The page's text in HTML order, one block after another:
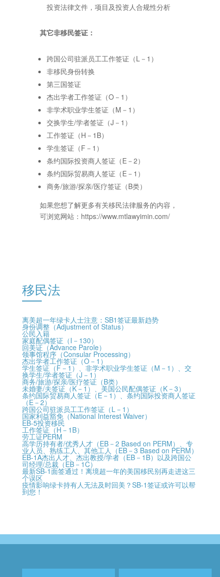
投资法律文件，项目及投资人合规性分析
其它非移民签证：
跨国公司驻派员工工作签证（L－1）
非移民身份转换
第三国签证
杰出学者工作签证（O－1）
非学术职业学生签证（M－1）
交换学生/学者签证（J－1）
工作签证（H－1B）
学生签证（F－1）
条约国际投资商人签证（E－2）
条约国际贸易商人签证（E－1）
商务/旅游/探亲/医疗签证（B类）
如果您想了解更多有关移民法律服务的内容，
可浏览网站：https://www.mtlawyimin.com/
移民法
离美超一年绿卡人士注意：SB1签证最新趋势
身份调整（Adjustment of Status）
公民入籍
家庭配偶签证（I－130）
回美证（Advance Parole）
领事馆程序（Consular Processing）
杰出学者工作签证（O－1）
学生签证（F－1）、非学术职业学生签证（M－1）、交
换学生/学者签证（J－1）
商务/旅游/探亲/医疗签证（B类）
未婚妻/夫签证（K－1）、美国公民配偶签证（K－3）
条约国际贸易商人签证（E－1）、条约国际投资商人签证
（E－2）
跨国公司驻派员工工作签证（L－1）
国家利益豁免（National Interest Waiver）
EB-5投资移民
工作签证（H－1B）
劳工证PERM
高学历持有者/优秀人才（EB－2 Based on PERM）、专
业人员、熟练工人、其他工人（EB－3 Based on PERM）
EB-1A杰出人才、杰出教授/学者（EB－1B）以及跨国公
司经理/总裁（EB－1C）
最新SB-1面签通过！离境超一年的美国移民别再走进这三
个误区
疫情影响绿卡持有人无法及时回美？SB-1签证或许可以帮
到您！